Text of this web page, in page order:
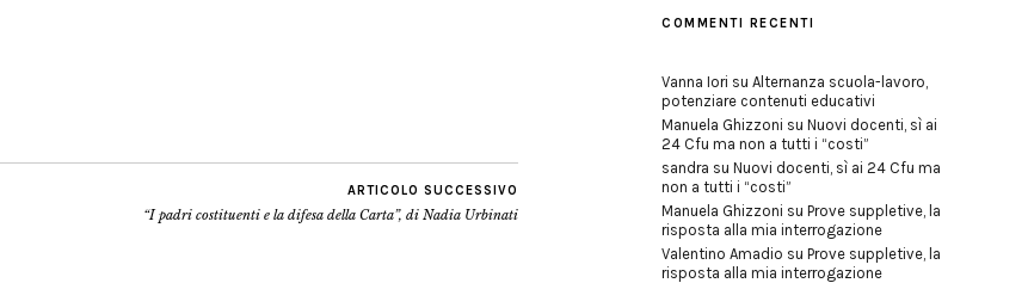
ARTICOLO SUCCESSIVO
“I padri costituenti e la difesa della Carta”, di Nadia Urbinati
COMMENTI RECENTI
Vanna Iori su Alternanza scuola-lavoro,
potenziare contenuti educativi
Manuela Ghizzoni su Nuovi docenti, sì ai
24 Cfu ma non a tutti i “costi”
sandra su Nuovi docenti, sì ai 24 Cfu ma
non a tutti i “costi”
Manuela Ghizzoni su Prove suppletive, la
risposta alla mia interrogazione
Valentino Amadio su Prove suppletive, la
risposta alla mia interrogazione